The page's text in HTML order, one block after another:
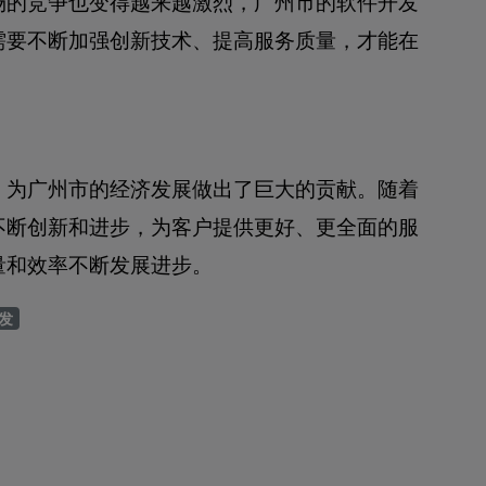
不断加强创新技术、提高服务质量，才能在
广州市的经济发展做出了巨大的贡献。随着
创新和进步，为客户提供更好、更全面的服
效率不断发展进步。